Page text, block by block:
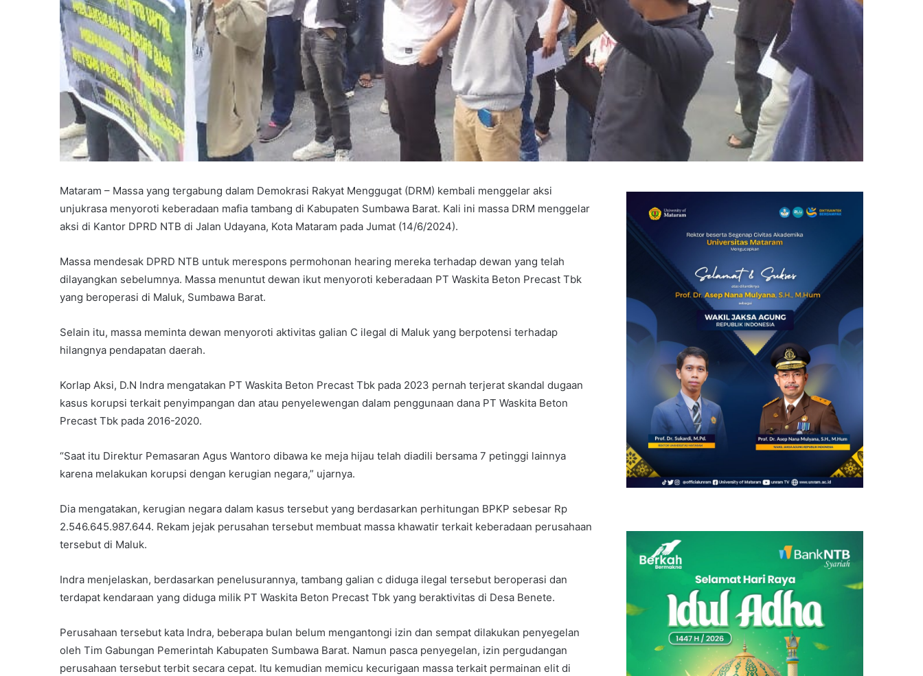
Mataram – Massa yang tergabung dalam Demokrasi Rakyat Menggugat (DRM) kembali menggelar aksi
unjukrasa menyoroti keberadaan mafia tambang di Kabupaten Sumbawa Barat. Kali ini massa DRM menggelar
aksi di Kantor DPRD NTB di Jalan Udayana, Kota Mataram pada Jumat (14/6/2024).
Massa mendesak DPRD NTB untuk merespons permohonan hearing mereka terhadap dewan yang telah
dilayangkan sebelumnya. Massa menuntut dewan ikut menyoroti keberadaan PT Waskita Beton Precast Tbk
yang beroperasi di Maluk, Sumbawa Barat.
Selain itu, massa meminta dewan menyoroti aktivitas galian C ilegal di Maluk yang berpotensi terhadap
hilangnya pendapatan daerah.
Korlap Aksi, D.N Indra mengatakan PT Waskita Beton Precast Tbk pada 2023 pernah terjerat skandal dugaan
kasus korupsi terkait penyimpangan dan atau penyelewengan dalam penggunaan dana PT Waskita Beton
Precast Tbk pada 2016-2020.
“Saat itu Direktur Pemasaran Agus Wantoro dibawa ke meja hijau telah diadili bersama 7 petinggi lainnya
karena melakukan korupsi dengan kerugian negara,” ujarnya.
Dia mengatakan, kerugian negara dalam kasus tersebut yang berdasarkan perhitungan BPKP sebesar Rp
2.546.645.987.644. Rekam jejak perusahan tersebut membuat massa khawatir terkait keberadaan perusahaan
tersebut di Maluk.
Indra menjelaskan, berdasarkan penelusurannya, tambang galian c diduga ilegal tersebut beroperasi dan
terdapat kendaraan yang diduga milik PT Waskita Beton Precast Tbk yang beraktivitas di Desa Benete.
Perusahaan tersebut kata Indra, beberapa bulan belum mengantongi izin dan sempat dilakukan penyegelan
oleh Tim Gabungan Pemerintah Kabupaten Sumbawa Barat. Namun pasca penyegelan, izin pergudangan
perusahaan tersebut terbit secara cepat. Itu kemudian memicu kecurigaan massa terkait permainan elit di